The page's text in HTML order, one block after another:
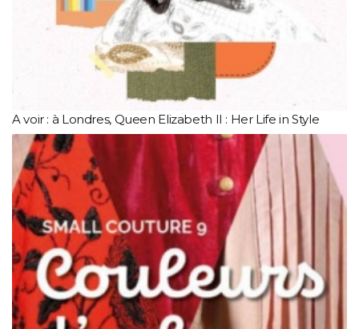
A voir : à Londres, Queen Elizabeth II : Her Life in Style